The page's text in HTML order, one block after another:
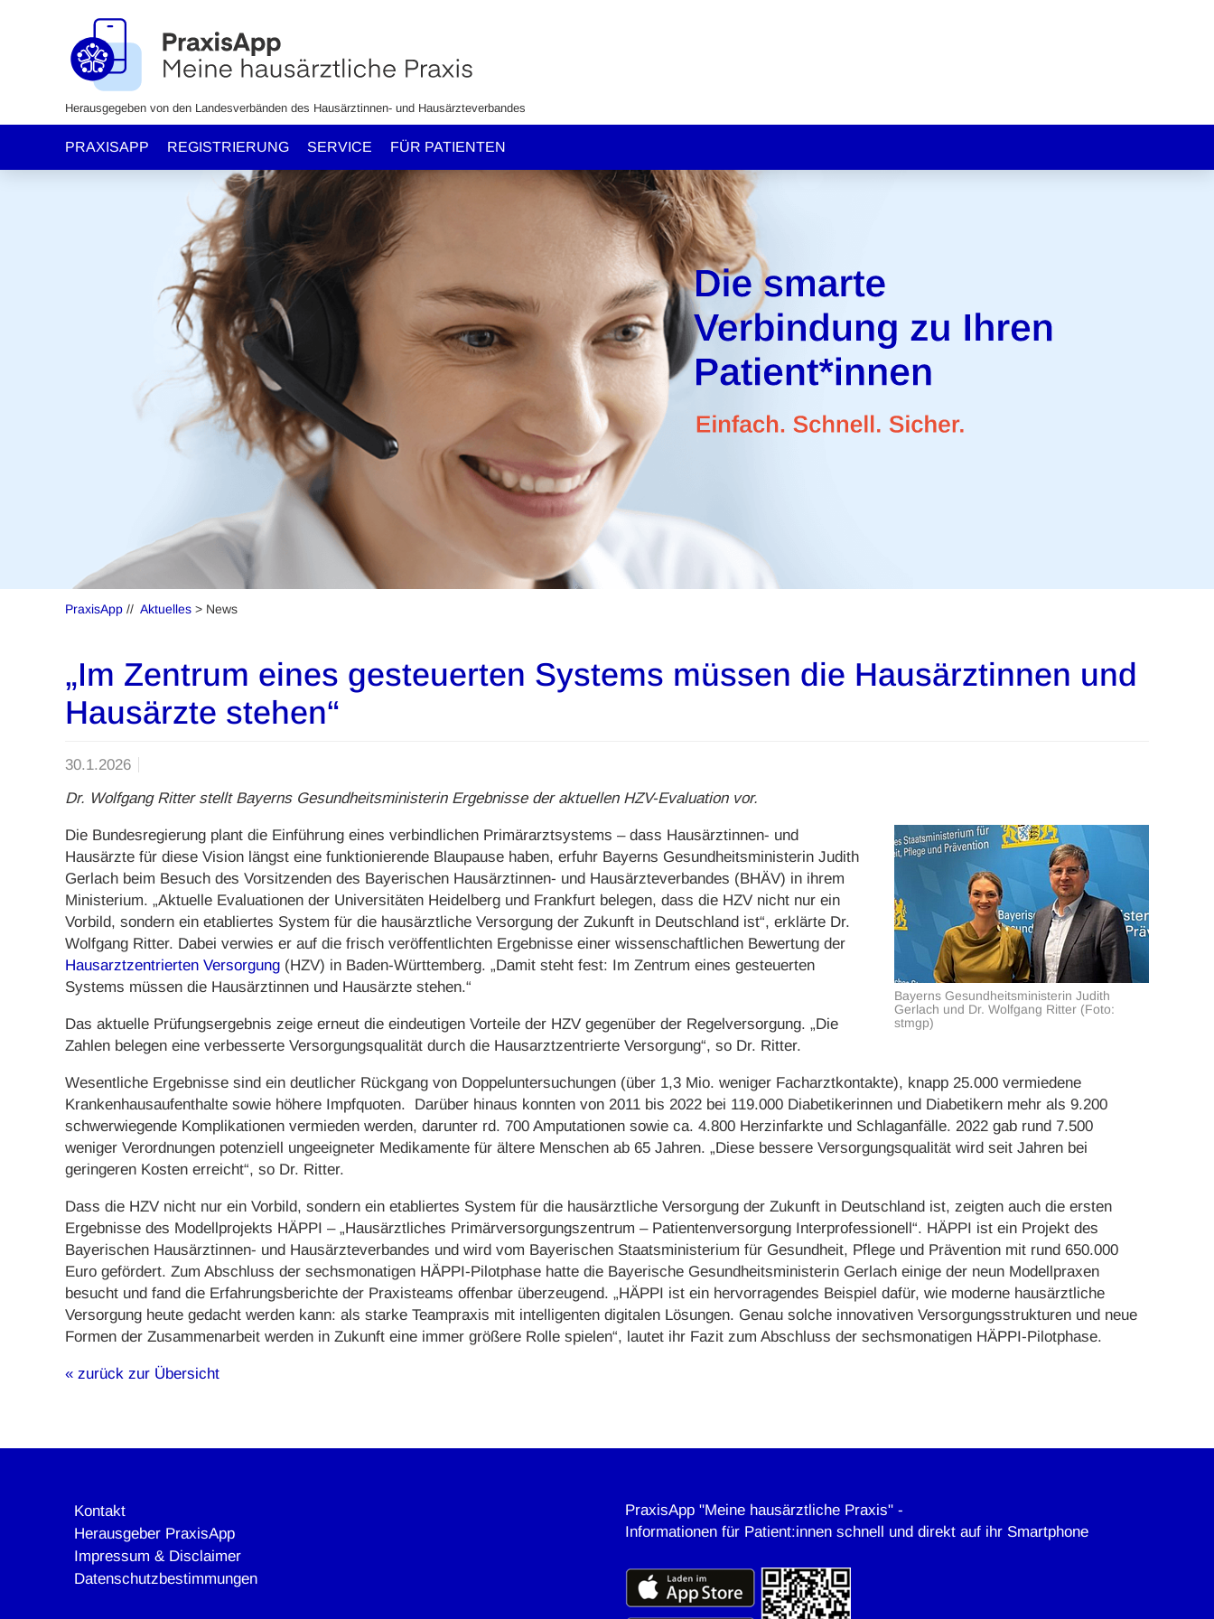
Herausgegeben von den Landesverbänden des Hausärztinnen- und Hausärzteverbandes
PRAXISAPP REGISTRIERUNG SERVICE FÜR PATIENTEN
PraxisApp // Aktuelles > News
„Im Zentrum eines gesteuerten Systems müssen die Hausärztinnen und
Hausärzte stehen“
30.1.2026
Dr. Wolfgang Ritter stellt Bayerns Gesundheitsministerin Ergebnisse der aktuellen HZV-Evaluation vor.
Bayerns Gesundheitsministerin Judith
Gerlach und Dr. Wolfgang Ritter (Foto:
stmgp)
Die Bundesregierung plant die Einführung eines verbindlichen Primärarztsystems – dass Hausärztinnen- und
Hausärzte für diese Vision längst eine funktionierende Blaupause haben, erfuhr Bayerns Gesundheitsministerin Judith
Gerlach beim Besuch des Vorsitzenden des Bayerischen Hausärztinnen- und Hausärzteverbandes (BHÄV) in ihrem
Ministerium. „Aktuelle Evaluationen der Universitäten Heidelberg und Frankfurt belegen, dass die HZV nicht nur ein
Vorbild, sondern ein etabliertes System für die hausärztliche Versorgung der Zukunft in Deutschland ist“, erklärte Dr.
Wolfgang Ritter. Dabei verwies er auf die frisch veröffentlichten Ergebnisse einer wissenschaftlichen Bewertung der
Hausarztzentrierten Versorgung (HZV) in Baden-Württemberg. „Damit steht fest: Im Zentrum eines gesteuerten
Systems müssen die Hausärztinnen und Hausärzte stehen.“
Das aktuelle Prüfungsergebnis zeige erneut die eindeutigen Vorteile der HZV gegenüber der Regelversorgung. „Die
Zahlen belegen eine verbesserte Versorgungsqualität durch die Hausarztzentrierte Versorgung“, so Dr. Ritter.
Wesentliche Ergebnisse sind ein deutlicher Rückgang von Doppeluntersuchungen (über 1,3 Mio. weniger Facharztkontakte), knapp 25.000 vermiedene
Krankenhausaufenthalte sowie höhere Impfquoten. Darüber hinaus konnten von 2011 bis 2022 bei 119.000 Diabetikerinnen und Diabetikern mehr als 9.200
schwerwiegende Komplikationen vermieden werden, darunter rd. 700 Amputationen sowie ca. 4.800 Herzinfarkte und Schlaganfälle. 2022 gab rund 7.500
weniger Verordnungen potenziell ungeeigneter Medikamente für ältere Menschen ab 65 Jahren. „Diese bessere Versorgungsqualität wird seit Jahren bei
geringeren Kosten erreicht“, so Dr. Ritter.
Dass die HZV nicht nur ein Vorbild, sondern ein etabliertes System für die hausärztliche Versorgung der Zukunft in Deutschland ist, zeigten auch die ersten
Ergebnisse des Modellprojekts HÄPPI – „Hausärztliches Primärversorgungszentrum – Patientenversorgung Interprofessionell“. HÄPPI ist ein Projekt des
Bayerischen Hausärztinnen- und Hausärzteverbandes und wird vom Bayerischen Staatsministerium für Gesundheit, Pflege und Prävention mit rund 650.000
Euro gefördert. Zum Abschluss der sechsmonatigen HÄPPI-Pilotphase hatte die Bayerische Gesundheitsministerin Gerlach einige der neun Modellpraxen
besucht und fand die Erfahrungsberichte der Praxisteams offenbar überzeugend. „HÄPPI ist ein hervorragendes Beispiel dafür, wie moderne hausärztliche
Versorgung heute gedacht werden kann: als starke Teampraxis mit intelligenten digitalen Lösungen. Genau solche innovativen Versorgungsstrukturen und neue
Formen der Zusammenarbeit werden in Zukunft eine immer größere Rolle spielen“, lautet ihr Fazit zum Abschluss der sechsmonatigen HÄPPI-Pilotphase.
« zurück zur Übersicht
Kontakt
Herausgeber PraxisApp
Impressum & Disclaimer
Datenschutzbestimmungen
PraxisApp "Meine hausärztliche Praxis" -
Informationen für Patient:innen schnell und direkt auf ihr Smartphone